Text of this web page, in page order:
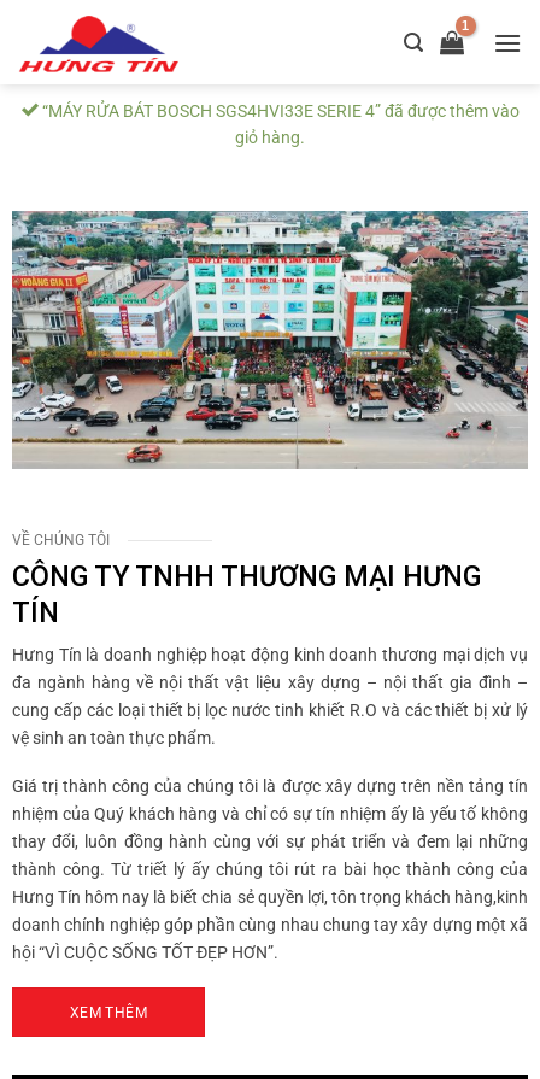
“MÁY RỬA BÁT BOSCH SGS4HVI33E SERIE 4” đã được thêm vào
giỏ hàng.
VỀ CHÚNG TÔI
CÔNG TY TNHH THƯƠNG MẠI HƯNG
TÍN
Hưng Tín là doanh nghiệp hoạt động kinh doanh thương mại dịch vụ
đa ngành hàng về nội thất vật liệu xây dựng – nội thất gia đình –
cung cấp các loại thiết bị lọc nước tinh khiết R.O và các thiết bị xử lý
vệ sinh an toàn thực phẩm.
Giá trị thành công của chúng tôi là được xây dựng trên nền tảng tín
nhiệm của Quý khách hàng và chỉ có sự tín nhiệm ấy là yếu tố không
thay đổi, luôn đồng hành cùng với sự phát triển và đem lại những
thành công. Từ triết lý ấy chúng tôi rút ra bài học thành công của
Hưng Tín hôm nay là biết chia sẻ quyền lợi, tôn trọng khách hàng,kinh
doanh chính nghiệp góp phần cùng nhau chung tay xây dựng một xã
hội “VÌ CUỘC SỐNG TỐT ĐẸP HƠN”.
XEM THÊM